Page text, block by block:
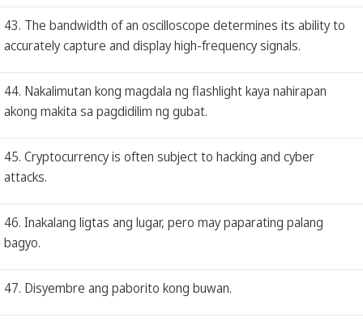
43. The bandwidth of an oscilloscope determines its ability to
accurately capture and display high-frequency signals.
44. Nakalimutan kong magdala ng flashlight kaya nahirapan
akong makita sa pagdidilim ng gubat.
45. Cryptocurrency is often subject to hacking and cyber
attacks.
46. Inakalang ligtas ang lugar, pero may paparating palang
bagyo.
47. Disyembre ang paborito kong buwan.